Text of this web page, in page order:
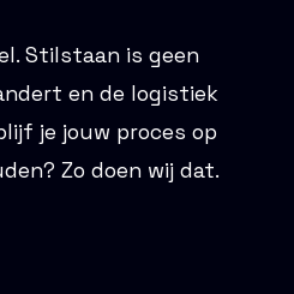
Stilstaan is geen
en de logistiek
je jouw proces op
Zo doen wij dat.